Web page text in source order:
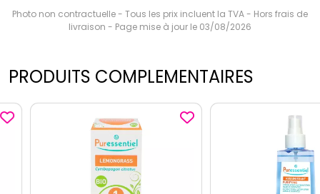
Photo non contractuelle - Tous les prix incluent la TVA - Hors frais de
livraison - Page mise à jour le 03/08/2026
PRODUITS COMPLEMENTAIRES